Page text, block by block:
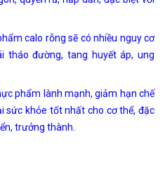
calo rỗng sẽ có nhiều nguy cơ
tháo đường, tang huyết áp, ung
phẩm lành mạnh, giảm hạn chế
sức khỏe tốt nhất cho cơ thể, đặc
trưởng thành.